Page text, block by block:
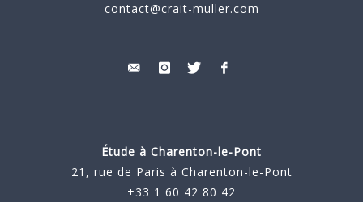
contact@crait-muller.com
Étude à Charenton-le-Pont
21, rue de Paris à Charenton-le-Pont
+33 1 60 42 80 42